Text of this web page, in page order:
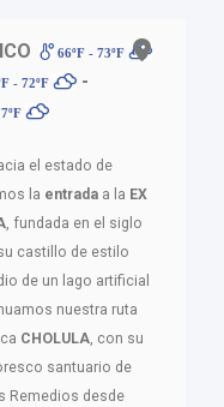
66ºF - 73ºF
- 72ºF
-
el estado de
la entrada a la EX
, fundada en el siglo
castillo de estilo
de un lago artificial
nuestra ruta
CHOLULA , con su
santuario de
Remedios desde